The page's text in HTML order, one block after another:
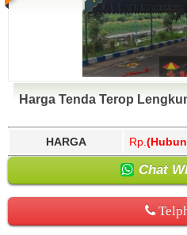
Harga Tenda Terop
HARGA Rp.
Chat